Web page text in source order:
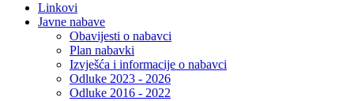
Linkovi
Javne nabave
Obavijesti o nabavci
Plan nabavki
Izvješća i informacije o nabavci
Odluke 2023 - 2026
Odluke 2016 - 2022